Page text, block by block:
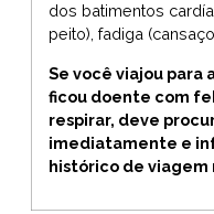
dos batimentos
peito), fadiga
Se você viajou para
ficou doente com
respirar, deve
imediatamente e
histórico de viagem